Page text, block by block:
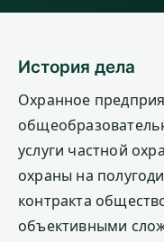
История дела
Охранное
услуги частной
охраны на
контракта
объективными